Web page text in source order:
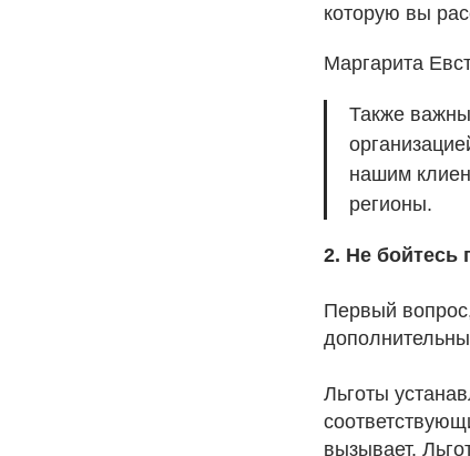
которую вы
Маргарита
Также
нашим
регионы.
2. Не бойтесь
Первый
Льготы
вызывает.